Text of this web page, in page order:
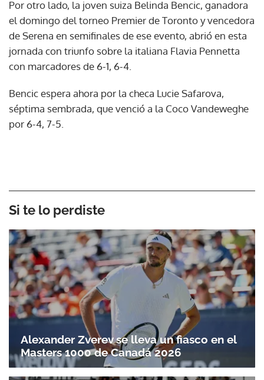
Por otro lado, la joven suiza Belinda Bencic, ganadora
el domingo del torneo Premier de Toronto y vencedora
de Serena en semifinales de ese evento, abrió en esta
jornada con triunfo sobre la italiana Flavia Pennetta
con marcadores de 6-1, 6-4.
Bencic espera ahora por la checa Lucie Safarova,
séptima sembrada, que venció a la Coco Vandeweghe
por 6-4, 7-5.
Si te lo perdiste
Alexander Zverev se lleva un fiasco en el
Masters 1000 de Canadá 2026